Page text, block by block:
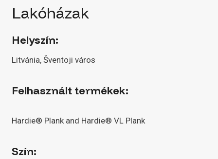
Lakóházak
Helyszín:
Litvánia, Šventoji város
Felhasznált termékek:
Hardie® Plank and Hardie® VL Plank
Szín: